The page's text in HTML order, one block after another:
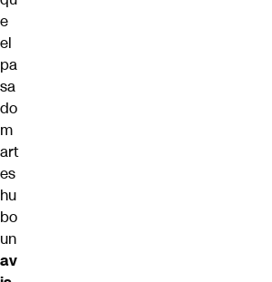
e
el
pa
sa
do
m
art
es
hu
bo
un
av